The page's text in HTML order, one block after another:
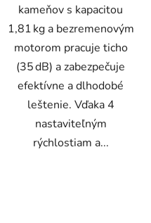
kameňov s kapacitou
1,81 kg a bezremenovým
motorom pracuje ticho
(35 dB) a zabezpečuje
efektívne a dlhodobé
leštenie. Vďaka 4
nastaviteľným
rýchlostiam a...